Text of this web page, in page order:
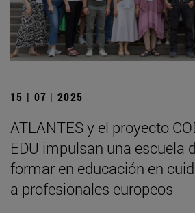
15 | 07 | 2025
ATLANTES y el proyecto
EDU impulsan una escuela
formar en educación en
a profesionales europeos